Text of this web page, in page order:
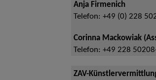
Anja Firmenich
Telefon: +49 (0) 228
Corinna Mackowiak
Telefon: +49 228
ZAV-